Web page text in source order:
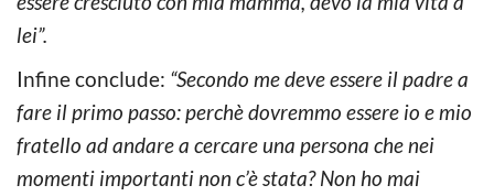
lei”.
Infine conclude: “Secondo me deve essere il padre a
fare il primo passo: perchè dovremmo essere io e mio
fratello ad andare a cercare una persona che nei
momenti importanti non c’è stata? Non ho mai